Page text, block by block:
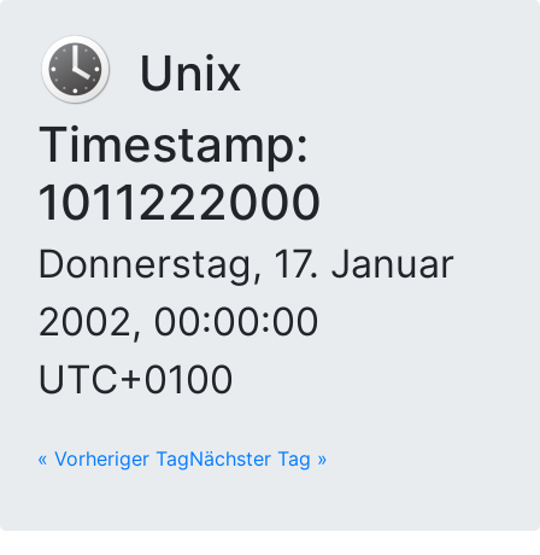
Unix
Timestamp:
1011222000
Donnerstag, 17. Januar
2002, 00:00:00
UTC+0100
« Vorheriger TagNächster Tag »